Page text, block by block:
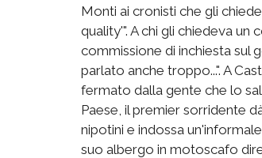
Monti ai cronisti che gli
quality'". A chi gli chiedeva
commissione di inchiesta sul
parlato anche troppo...". A
fermato dalla gente che lo
Paese, il premier sorridente
nipotini e indossa
suo albergo in motoscafo